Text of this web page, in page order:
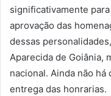
significativamente
aprovação das
dessas
Aparecida de Goiânia,
nacional. Ainda não
entrega das honrarias.